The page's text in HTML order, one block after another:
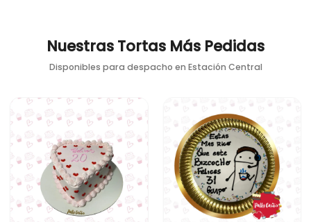
Nuestras Tortas Más Pedidas
Disponibles para despacho en Estación Central